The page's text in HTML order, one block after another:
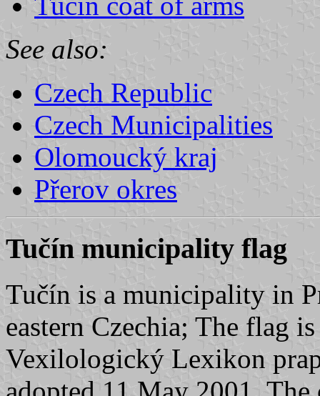
See also:
Czech Republic
Czech Municipalities
Olomoucký kraj
Přerov okres
Tučín municipality flag
Tučín is a municipality in
eastern Czechia; The flag
Vexilologický Lexikon